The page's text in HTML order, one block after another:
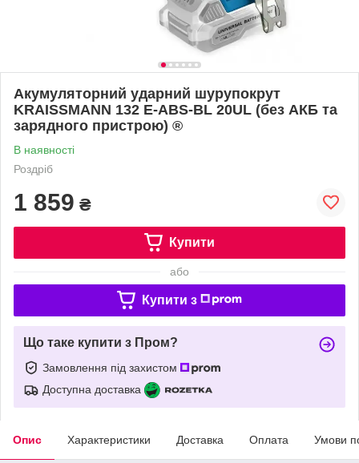
Акумуляторний ударний шурупокрут
KRAISSMANN 132 E-ABS-BL 20UL (без АКБ та
зарядного пристрою) ®
В наявності
Роздріб
1 859 ₴
Купити
або
Купити з
Що таке купити з Пром?
Замовлення під захистом
Доступна доставка
Опис Характеристики Доставка Оплата Умови